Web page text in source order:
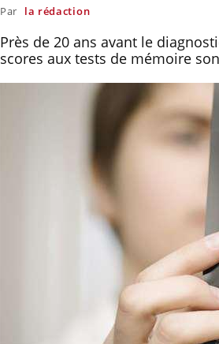
Par la rédaction
Près de 20 ans avant le
scores aux tests de mémoire